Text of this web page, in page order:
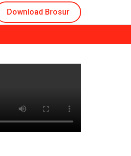
Download Brosur